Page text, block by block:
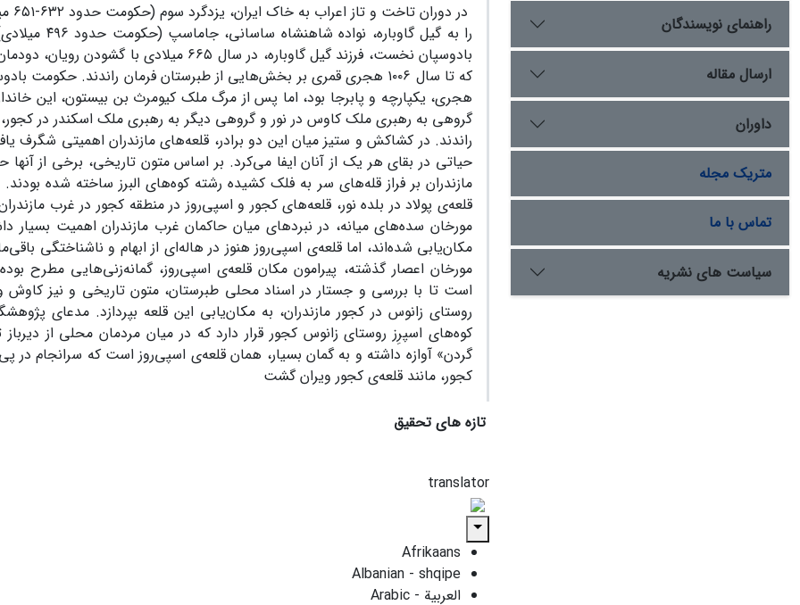
در
را به گیل
بادوسپان نخست، فرزند گیل گاوباره، در سال ۶۶۵ میلادی
که تا سال ۱۰۰۶ هجری قمری بر بخش‌هایی از طبرستان فرمان راندند. حکومت
هجری، یکپارچه و پابرجا بود، اما پس از مرگ ملک کیومرث بن بیستون، این
گروهی به رهبری ملک کاوس در نور و گروهی دیگر به رهبری ملک اسکندر در کجور،
راندند. در کشاکش و ستیز میان این دو برادر، قلعه‌های مازندران اهمیتی شگرف
حیاتی در بقای هر یک از آنان ایفا می‌کرد. بر اساس متون تاریخی، برخی از آنها
مازندران بر فراز قله‌های سر به فلک کشیده رشته کوه‌های البرز ساخته شده
قلعه‌ی پولاد در بلده نور، قلعه‌های کجور و اسپی‌روز در منطقه کجور در غرب
مورخان سده‌های میانه، در نبردهای میان حاکمان غرب مازندران اهمیت بسیار
مکان‌یابی شده‌اند، اما قلعه‌ی اسپی‌روز هنوز در هاله‌ای از ابهام و ناشناختگی
مورخان اعصار گذشته، پیرامون مکان قلعه‌ی اسپی‌روز، گمانه‌زنی‌هایی مطرح
است تا با بررسی و جستار در اسناد محلی طبرستان، متون تاریخی و نیز کاوش و
روستای زانوس در کجور مازندران، به مکان‌یابی این قلعه بپردازد. مدعای
کوه‌های اسپرِز روستای زانوس کجور قرار دارد که در میان مردمان محلی از دیرباز
گردن» آوازه داشته و به گمان بسیار، همان قلعه‌ی اسپی‌روز است که سرانجام
کجور، مانند قلعه‌ی کجور ویران گشت
تازه های تحقیق
translator
Afrikaans
Albanian - shqipe
راهنمای نویسندگان
ارسال مقاله
داوران
متریک مجله
تماس با ما
سیاست های نشریه